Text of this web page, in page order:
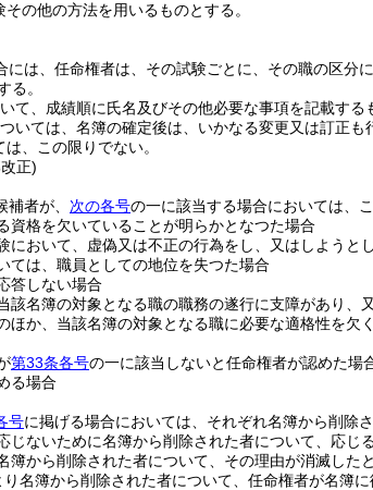
の他の方法を用いるものとする。
には、任命権者は、その試験ごとに、その職の区分
る。
て、成績順に氏名及びその他必要な事項を記載する
いては、名簿の確定後は、いかなる変更又は訂正も
、この限りでない。
正)
者が、 次の各号の一に該当する場合においては、
資格を欠いていることが明らかとなつた場合
において、虚偽又は不正の行為をし、又はしようと
ては、職員としての地位を失つた場合
答しない場合
該名簿の対象となる職の職務の遂行に支障があり、
ほか、当該名簿の対象となる職に必要な適格性を欠
第33条各号の一に該当しないと任命権者が認めた場
る場合
号に掲げる場合においては、それぞれ名簿から削除
じないために名簿から削除された者について、応じ
簿から削除された者について、その理由が消滅した
名簿から削除された者について、任命権者が名簿